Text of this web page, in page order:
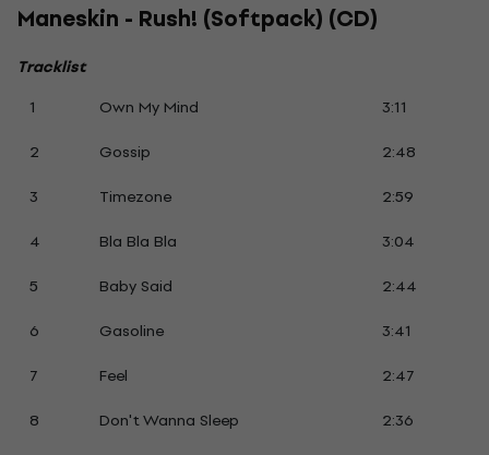
Maneskin - Rush! (Softpack) (CD)
Tracklist
1
Own My Mind
3:11
2
Gossip
2:48
3
Timezone
2:59
4
Bla Bla Bla
3:04
5
Baby Said
2:44
6
Gasoline
3:41
7
Feel
2:47
8
Don't Wanna Sleep
2:36